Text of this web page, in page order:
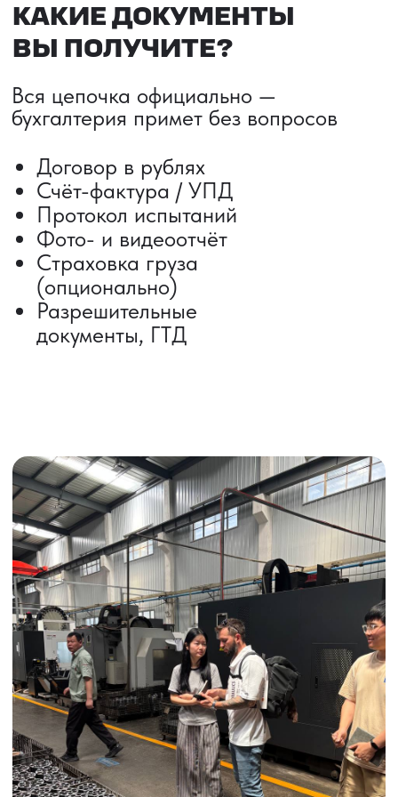
ВЫКУП ТОВАРОВ ИЗ КИТАЯ
Выкуп от 1 000 000 ₽
Выкуп с Alibaba
ИНДИВИДУАЛЬНЫЕ УСЛУГИ
Выгодные условия
Сертификация грузов
Консолидация грузов
Сопровождение грузов
Таможенное оформление
Страхование груза
Временное хранение
Организация производства
Проверка качества товара
Оплата и переговоры
с поставщиком
Инспекция поставщика
Получить консультацию
ДОСТАВКА ТОВАРОВ ИЗ КИТАЯ
Сроки от 5 дней
Авиадоставка
Сборный груз
Железнодорожные перевозки
Автогрузоперевозки
Контейнерные перевозки
Доставка образцов
Получить консультацию